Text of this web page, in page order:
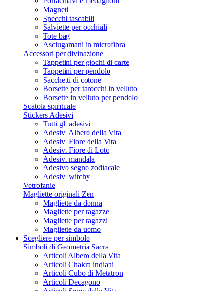
Magneti
Specchi tascabili
Salviette per occhiali
Tote bag
Asciugamani in microfibra
Accessori per divinazione
Tappetini per giochi di carte
Tappetini per pendolo
Sacchetti di cotone
Borsette per tarocchi in velluto
Borsette in velluto per pendolo
Scatola spirituale
Stickers Adesivi
Tutti gli adesivi
Adesivi Albero della Vita
Adesivi Fiore della Vita
Adesivi Fiore di Loto
Adesivi mandala
Adesivo segno zodiacale
Adesivi witchy
Vetrofanie
Magliette originali Zen
Magliette da donna
Magliette per ragazze
Magliette per ragazzi
Magliette da uomo
Scegliere per simbolo
Simboli di Geometria Sacra
Articoli Albero della Vita
Articoli Chakra indiani
Articoli Cubo di Metatron
Articoli Decagono